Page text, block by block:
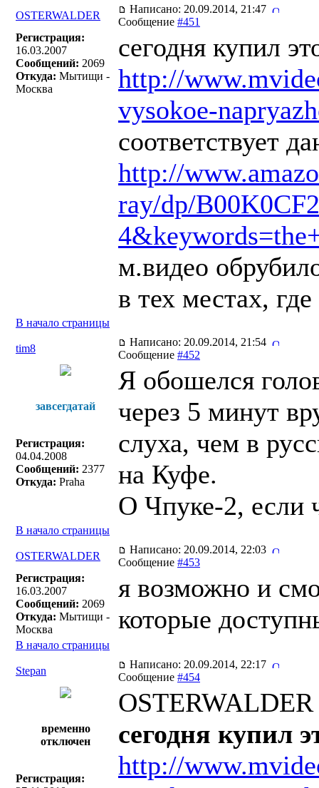
OSTERWALDER
Написано: 20.09.2014, 21:47
Сообщение #451
Регистрация:
16.03.2007
Сообщений: 2069
Откуда: Мытищи -
Москва
сегодня купил
http://
vysokoe-
соответствует
http://
ray/dp/
м.видео
в тех местах,
В начало страницы
tim8
Написано: 20.09.2014, 21:54
Сообщение #452
завсегдатай
Регистрация:
04.04.2008
Сообщений: 2377
Откуда: Praha
Я обошелся
через 5 минут
слуха, чем в
на Куфе.
О Чпуке-2, если
В начало страницы
OSTERWALDER
Написано: 20.09.2014, 22:03
Сообщение #453
Регистрация:
16.03.2007
Сообщений: 2069
Откуда: Мытищи -
Москва
я возможно и
которые
В начало страницы
Stepan
Написано: 20.09.2014, 22:17
Сообщение #454
временно
отключен
Регистрация:
сегодня купил
http://